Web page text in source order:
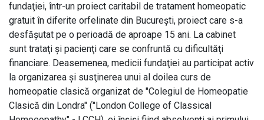
fundaţiei, într-un proiect caritabil de tratament homeopatic
gratuit în diferite orfelinate din Bucureşti, proiect care s-a
desfăşutat pe o perioadă de aproape 15 ani. La cabinet
sunt trataţi şi pacienţi care se confruntă cu dificultăţi
financiare. Deasemenea, medicii fundaţiei au participat activ
la organizarea şi susţinerea unui al doilea curs de
homeopatie clasică organizat de "Colegiul de Homeopatie
Clasică din Londra" ("London College of Classical